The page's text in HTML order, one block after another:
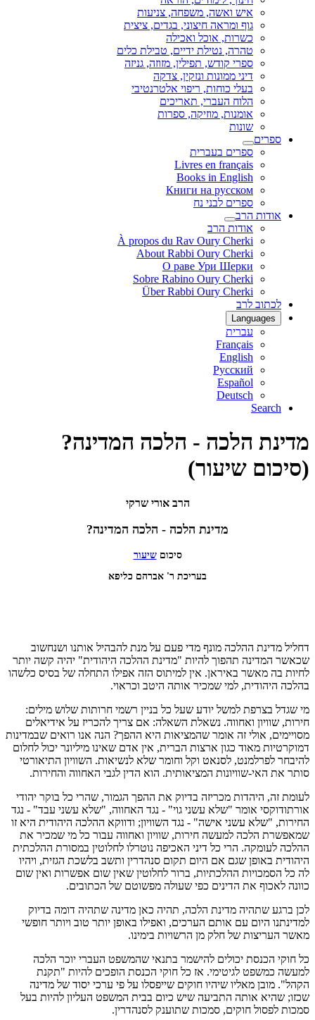
איש ואשה, משפחה, צניעות
גוף ומראה חיצוני, בגדים, ציצית
כשרות, אוכל ואכילה
טהרה, נטילת ידיים, טבילת כלים
ספרי קודש, תפילין, מזוזה, גניזה
דיני ממונות ונזקין, צדקה
בעלי כוחות, ריפוי אלטרנטיבי
הלוח העברי, תאריכים
אומנות, מוזיקה, ספרות
שונות
ספרים
ספרים בעברית
Livres en français
Books in English
Книги на русском
ספרים לבני נח
אודות הרב
אודות הרב
À propos du Rav Oury Cherki
About Rabbi Oury Cherki
О раве Ури Шерки
Sobre Rabino Oury Cherki
Über Rabbi Oury Cherki
לכתוב לרב
Languages
עברית
Français
English
Русский
Español
Deutsch
Search
מדינת הלכה - הלכה המדינה?
(סיכום שיעור)
הרב אורי שרקי
מדינת הלכה - הלכה המדינה?
סיכוםשיעור
בעריכת ר' אברהם כליפא
דחליל מדינת ההלכה מונף מדי פעם על מנת להבהיל אותנו ושנחשוב
שכאשר המדינה תהפוך להיות "מדינת ההלכה היהודית" יהיה קשה יותר
לחיות בה מאשר באיראן. אין למיתוס הזה אפילו התחלה של בסיס כלשהו
בהלכה היהודית, למי שמכיר אותה היטב וכראוי.
מי שגדל בצרפת למשל יודע שעל כל בניין רשמי חרותות שלוש מילים:
חירות, שוויון ואחווה. נשאלת השאלה: אם צריך להכריז על אידיאלים
מסויימים, אולי זה אומר שהמציאות היא ההפך? הנה אנו רואים שבמדינות
דמוקרטיות מאוד כגון ארצות הברית, אין אדם שאינו מיליונר יכול לחלום
להיבחר לפרלמנט, לסנאט וקל וחומר שלא לנשיאות. השוויון התיאורטי
סותר את האי-שוויונות המציאותית. הוא הדין לגבי האחווה והחירות.
לעומת זה, היהדות מכריזה בדיוק את ההפך הגמור, שהרי כל בוקר יהודי
אורתודוקסי אומר "שלא עשני גוי" - נגד האחווה, "שלא עשני עבד" - נגד
החירות, "שלא עשני אישה" - נגד השוויון; ודווקא ההלכה היהודית היא זו
שמאפשרת הלכה למעשה חירות, שוויון ואחווה עבור כל מי שמכיר את
ההלכה לעומקה. הרי כל דיני האכיפה נוטרלו לחלוטין במסורת ההלכתית
היהודית באופן שגם אם היום תקום סנהדרין ותשב בלשכת הגזית, ויהיו
לה כל הסמכויות ההלכתיות, ברור לחלוטין שאין שום אפשרות ואין שום
כוונה לאכוף את הדינים כפי שעולה מפשוטם של הכתובים.
לכן ברגע שתהיה מדינת הלכה, תהיה כאן מדינה שתהיה דומה בדיוק
למדינתנו היום עם אותם הערכים, ואפילו באופן יותר טוב ויותר חופשי
מאשר העריצות של חלק מן הרשויות בימינו.
כל חוקי הכנסת יכולים להישמר בתנאי שהמשפט העברי יוכר הלכה
למעשה כמשפט לגיטימי. אז כל חוקי הכנסת הופכים להיות "תקנת
הקהל". מובן מאליו שיהיו חוקים שייפסלו על פי ערכי יסוד של מדינה
שכזו; שהיא אותה התביעה שיש כיום בבית המשפט העליון להיות בעל
סמכות לפסול חוקים, סמכות שתוענק לסנהדרין.